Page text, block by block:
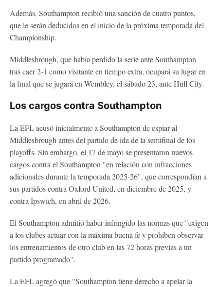
Además, Southampton recibió una sanción de cuatro puntos,
que le serán deducidos en el inicio de la próxima temporada del
Championship.
Middlesbrough, que había perdido la serie ante Southampton
tras caer 2-1 como visitante en tiempo extra, ocupará su lugar en
la final que se jugará en Wembley, el sábado 23, ante Hull City.
Los cargos contra Southampton
La EFL acusó inicialmente a Southampton de espiar al
Middlesbrough antes del partido de ida de la semifinal de los
playoffs. Sin embargo, el 17 de mayo se presentaron nuevos
cargos contra el Southampton "en relación con infracciones
adicionales durante la temporada 2025-26", que correspondían a
sus partidos contra Oxford United, en diciembre de 2025, y
contra Ipswich, en abril de 2026.
El Southampton admitió haber infringido las normas que "exigen
a los clubes actuar con la máxima buena fe y prohíben observar
los entrenamientos de otro club en las 72 horas previas a un
partido programado".
La EFL agregó que "Southampton tiene derecho a apelar la